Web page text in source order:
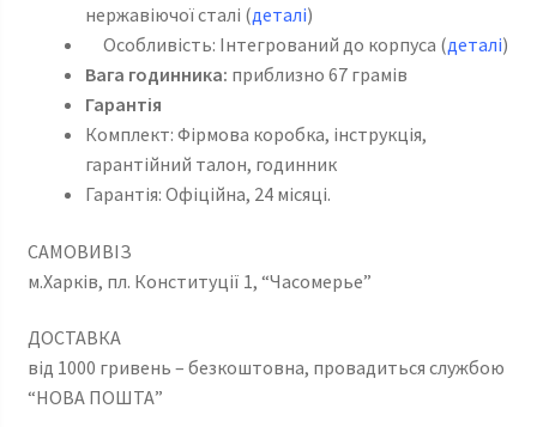
нержавіючої сталі (деталі)
Особливість: Інтегрований до корпуса (деталі)
Вага годинника: приблизно 67 грамів
Гарантія
Комплект: Фірмова коробка, інструкція,
гарантійний талон, годинник
Гарантія: Офіційна, 24 місяці.
САМОВИВІЗ
м.Харків, пл. Конституції 1, “Часомерье”
ДОСТАВКА
від 1000 гривень – безкоштовна, провадиться службою
“НОВА ПОШТА”